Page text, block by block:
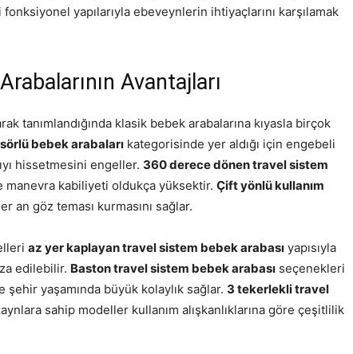
yapılarıyla ebeveynlerin ihtiyaçlarını karşılamak
Avantajları
tanımlandığında klasik bebek arabalarına kıyasla birçok
bebek arabaları kategorisinde yer aldığı için engebeli
hissetmesini engeller. 360 derece dönen travel sistem
kabiliyeti oldukça yüksektir. Çift yönlü kullanım
göz teması kurmasını sağlar.
az yer kaplayan travel sistem bebek arabası yapısıyla
edilebilir. Baston travel sistem bebek arabası seçenekleri
yaşamında büyük kolaylık sağlar. 3 tekerlekli travel
sahip modeller kullanım alışkanlıklarına göre çeşitlilik